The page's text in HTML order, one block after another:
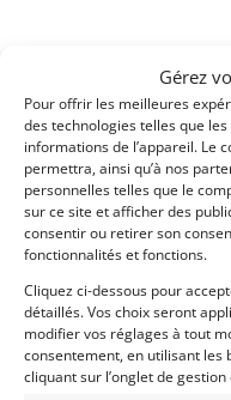
Gérez
Pour offrir les meilleures
des technologies telles que
informations de l’appareil. Le
permettra, ainsi qu’à nos
personnelles telles que le
sur ce site et afficher des
consentir ou retirer son
fonctionnalités et fonctions.
Cliquez ci-dessous pour
détaillés. Vos choix seront
modifier vos réglages à tout
consentement, en utilisant les
cliquant sur l’onglet de
INFORMATIONS
Mentions Légales
Déclaration de
Politique de cookies